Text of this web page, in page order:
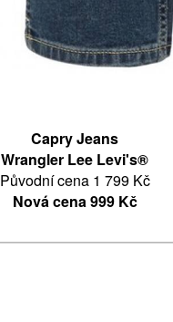
Capry Jeans
Wrangler Lee Levi's®
Původní cena 1 799 Kč
Nová cena 999 Kč